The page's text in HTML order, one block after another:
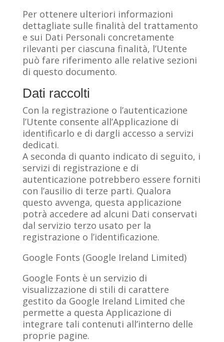
Per ottenere ulteriori informazioni
dettagliate sulle finalità del trattamento
e sui Dati Personali concretamente
rilevanti per ciascuna finalità, l’Utente
può fare riferimento alle relative sezioni
di questo documento.
Dati raccolti
Con la registrazione o l’autenticazione
l’Utente consente all’Applicazione di
identificarlo e di dargli accesso a servizi
dedicati.
A seconda di quanto indicato di seguito, i
servizi di registrazione e di
autenticazione potrebbero essere forniti
con l’ausilio di terze parti. Qualora
questo avvenga, questa applicazione
potrà accedere ad alcuni Dati conservati
dal servizio terzo usato per la
registrazione o l’identificazione.
Google Fonts (Google Ireland Limited)
Google Fonts è un servizio di
visualizzazione di stili di carattere
gestito da Google Ireland Limited che
permette a questa Applicazione di
integrare tali contenuti all’interno delle
proprie pagine.